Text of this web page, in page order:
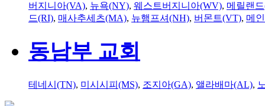
버지니아(VA), 뉴욕(NY), 웨스트버지니아(WV), 메릴랜
드(RI), 매사추세츠(MA), 뉴햄프셔(NH), 버몬트(VT), 메
동남부 교회
테네시(TN), 미시시피(MS), 조지아(GA), 앨라배마(AL),